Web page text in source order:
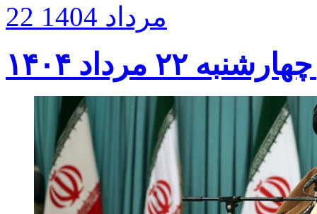
22 مرداد 1404
مرداد ۱۴۰۴